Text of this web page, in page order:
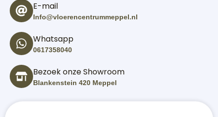
E-mail
Info@vloerencentrummeppel.nl
Whatsapp
0617358040
Bezoek onze Showroom
Blankenstein 420 Meppel